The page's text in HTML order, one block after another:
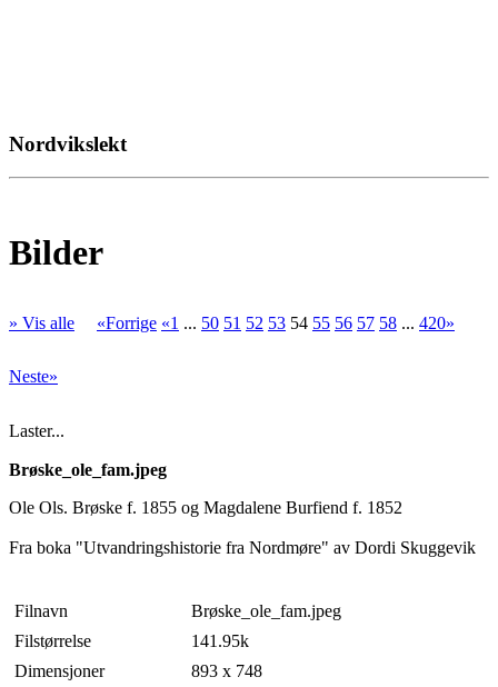
Nordvikslekt
Bilder
» Vis alle «Forrige «1 ... 50 51 52 53 54 55 56 57 58 ... 420»
Neste»
Laster...
Brøske_ole_fam.jpeg
Ole Ols. Brøske f. 1855 og Magdalene Burfiend f. 1852
Fra boka "Utvandringshistorie fra Nordmøre" av Dordi Skuggevik
Filnavn
Brøske_ole_fam.jpeg
Filstørrelse
141.95k
Dimensjoner
893 x 748